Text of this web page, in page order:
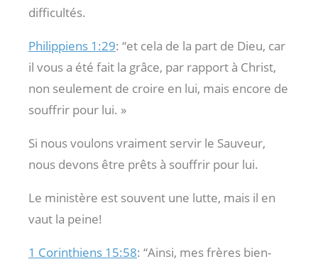
difficultés.
Philippiens 1:29: “et cela de la part de Dieu, car
il vous a été fait la grâce, par rapport à Christ,
non seulement de croire en lui, mais encore de
souffrir pour lui. »
Si nous voulons vraiment servir le Sauveur,
nous devons être prêts à souffrir pour lui.
Le ministère est souvent une lutte, mais il en
vaut la peine!
1 Corinthiens 15:58: “Ainsi, mes frères bien-